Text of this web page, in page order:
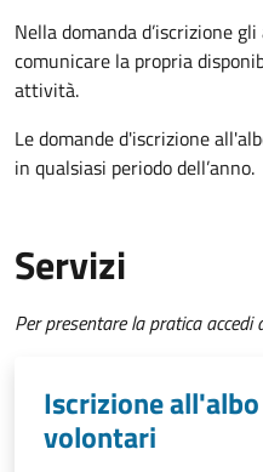
Nella domanda d’iscrizione
comunicare la propria
attività.
Le domande d'iscrizione
in qualsiasi periodo dell’anno.
Servizi
Per presentare la pratica accedi
Iscrizione
volontari